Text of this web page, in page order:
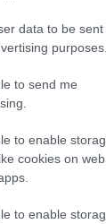
data to be sent
purposes.
to send me
to enable
cookies on
to enable
volt, ha
hasonló,
annyival
a téma,
A túlélés